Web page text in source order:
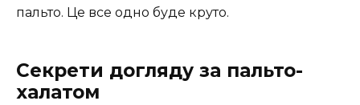
пальто. Це все одно буде круто.
Секрети догляду за пальто-
халатом